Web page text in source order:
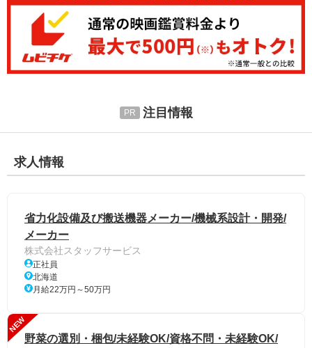
注目情報
求人情報
省力化設備及び搬送機器メーカー/機械系設計・開発/
メーカー
株式会社スタッフサービス
正社員
北海道
月給22万円～50万円
NEW
野菜の選別・梱包/未経験OK/資格不問・未経験OK/